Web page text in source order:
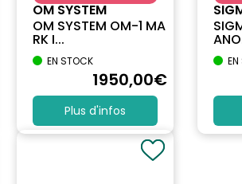
OM SYSTEM
OM SYSTEM OM-1 MA
RK I...
EN STOCK
1950,00€
Plus d'infos